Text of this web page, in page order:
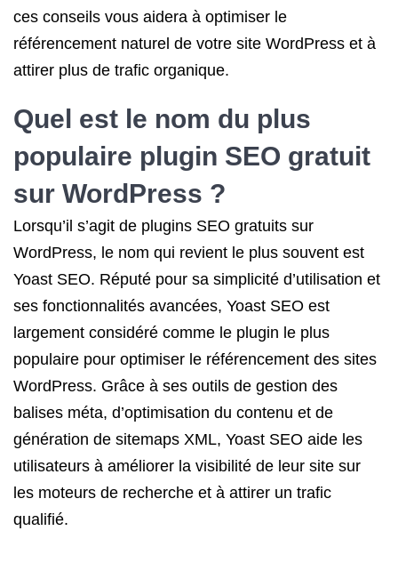
ces conseils vous aidera à optimiser le
référencement naturel de votre site WordPress et à
attirer plus de trafic organique.
Quel est le nom du plus
populaire plugin SEO gratuit
sur WordPress ?
Lorsqu’il s’agit de plugins SEO gratuits sur
WordPress, le nom qui revient le plus souvent est
Yoast SEO. Réputé pour sa simplicité d’utilisation et
ses fonctionnalités avancées, Yoast SEO est
largement considéré comme le plugin le plus
populaire pour optimiser le référencement des sites
WordPress. Grâce à ses outils de gestion des
balises méta, d’optimisation du contenu et de
génération de sitemaps XML, Yoast SEO aide les
utilisateurs à améliorer la visibilité de leur site sur
les moteurs de recherche et à attirer un trafic
qualifié.